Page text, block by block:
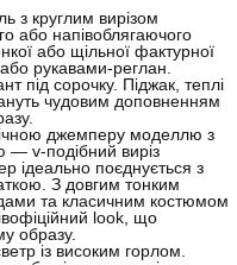
з круглим вирізом
або напівоблягаючого
або щільної фактурної
рукавами-реглан.
під сорочку. Піджак, теплі
чудовим доповненням
джемперу моделлю з
— v-подібний виріз
ідеально поєднується з
З довгим тонким
та класичним костюмом
look, що
образу.
із високим горлом